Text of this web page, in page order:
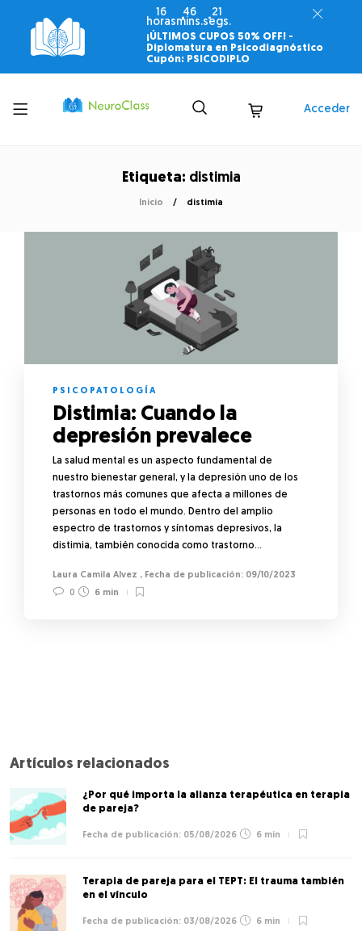
16
horas
46
mins.
21
segs.
¡ÚLTIMOS CUPOS 50% OFF! -
Diplomatura en Psicodiagnóstico
Cupón: PSICODIPLO
Toggle
menu
Acceder
Etiqueta: distimia
Inicio distimia
PSICOPATOLOGÍA
Distimia: Cuando la
depresión prevalece
La salud mental es un aspecto fundamental de
nuestro bienestar general, y la depresión uno de los
trastornos más comunes que afecta a millones de
personas en todo el mundo. Dentro del amplio
espectro de trastornos y síntomas depresivos, la
distimia, también conocida como trastorno…
Laura Camila Alvez ,
09/10/2023
0
6 min
Artículos relacionados
¿Por qué importa la alianza terapéutica en terapia
de pareja?
05/08/2026 6 min
Terapia de pareja para el TEPT: El trauma también
en el vínculo
03/08/2026 6 min